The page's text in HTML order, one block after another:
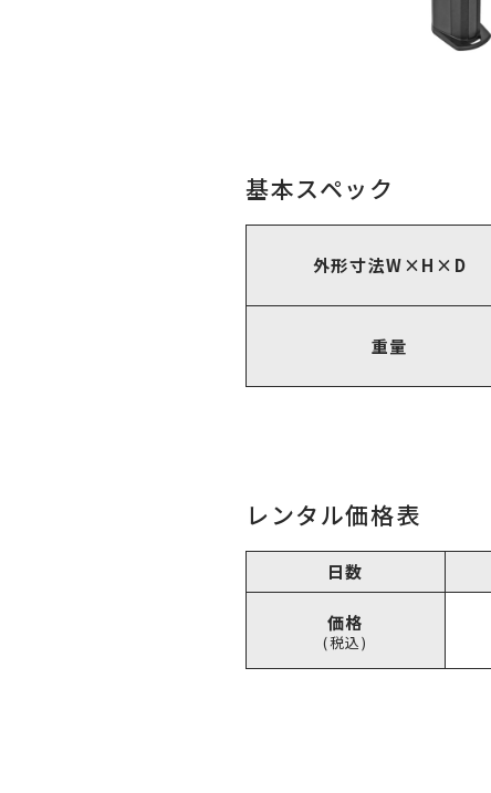
基本スペック
外形寸法W×H×D
重量
レンタル価格表
日数
価格
(税込)